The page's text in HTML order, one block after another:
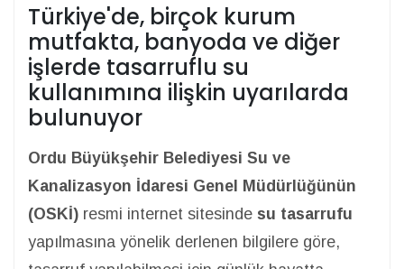
Türkiye'de, birçok kurum
mutfakta, banyoda ve diğer
işlerde tasarruflu su
kullanımına ilişkin uyarılarda
bulunuyor
Ordu Büyükşehir Belediyesi Su ve
Kanalizasyon İdaresi Genel Müdürlüğünün
(OSKİ) resmi internet sitesinde su tasarrufu
yapılmasına yönelik derlenen bilgilere göre,